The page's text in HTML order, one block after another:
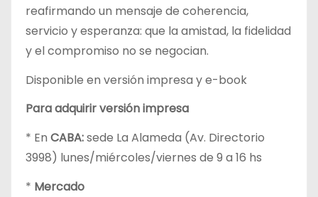
reafirmando un mensaje de coherencia,
servicio y esperanza: que la amistad, la fidelidad
y el compromiso no se negocian.
Disponible en versión impresa y e-book
Para adquirir versión impresa
* En CABA:sede La Alameda (Av. Directorio
3998) lunes/miércoles/viernes de 9 a 16 hs
* Mercado